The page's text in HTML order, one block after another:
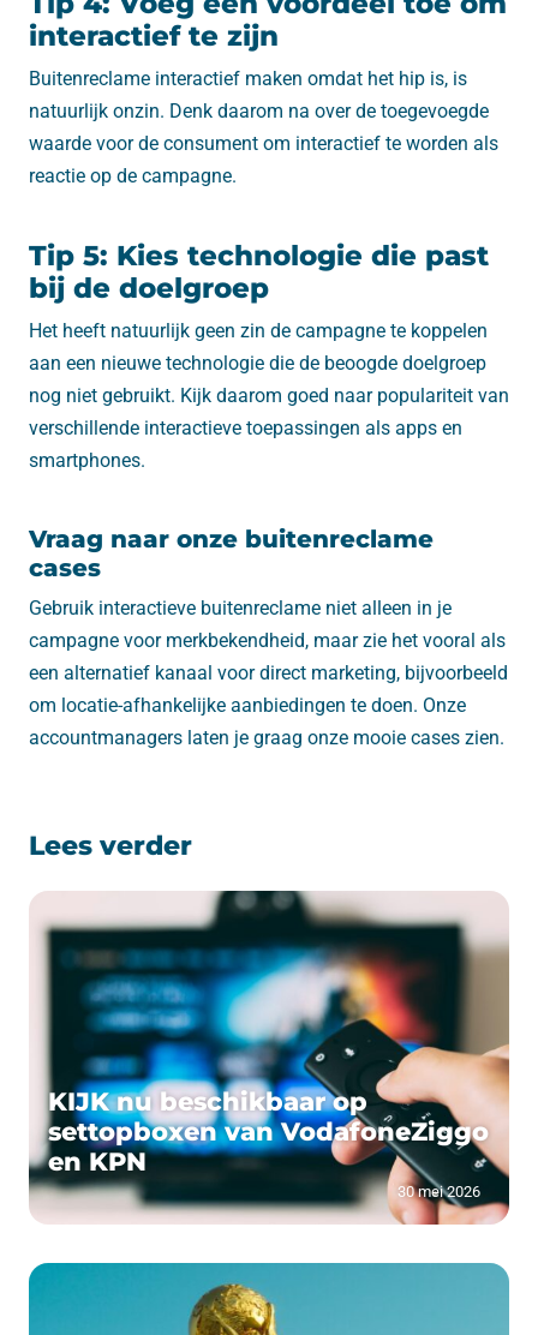
interactief te zijn
Buitenreclame interactief maken omdat het hip is, is
natuurlijk onzin. Denk daarom na over de toegevoegde
waarde voor de consument om interactief te worden als
reactie op de campagne.
Tip 5: Kies technologie die past
bij de doelgroep
Het heeft natuurlijk geen zin de campagne te koppelen
aan een nieuwe technologie die de beoogde doelgroep
nog niet gebruikt. Kijk daarom goed naar populariteit van
verschillende interactieve toepassingen als apps en
smartphones.
Vraag naar onze buitenreclame
cases
Gebruik interactieve buitenreclame niet alleen in je
campagne voor merkbekendheid, maar zie het vooral als
een alternatief kanaal voor direct marketing, bijvoorbeeld
om locatie-afhankelijke aanbiedingen te doen. Onze
accountmanagers laten je graag onze mooie cases zien.
Lees verder
KIJK nu beschikbaar op
settopboxen van VodafoneZiggo
en KPN
30 mei 2026